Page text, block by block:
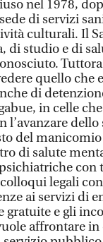
nel 1978,
di servizi
culturali. Il
di studio e di
quello che
di
in celle
l’avanzare
del manicomio
di salute
con
legali
ai servizi di
gratuite e gli
affrontare in